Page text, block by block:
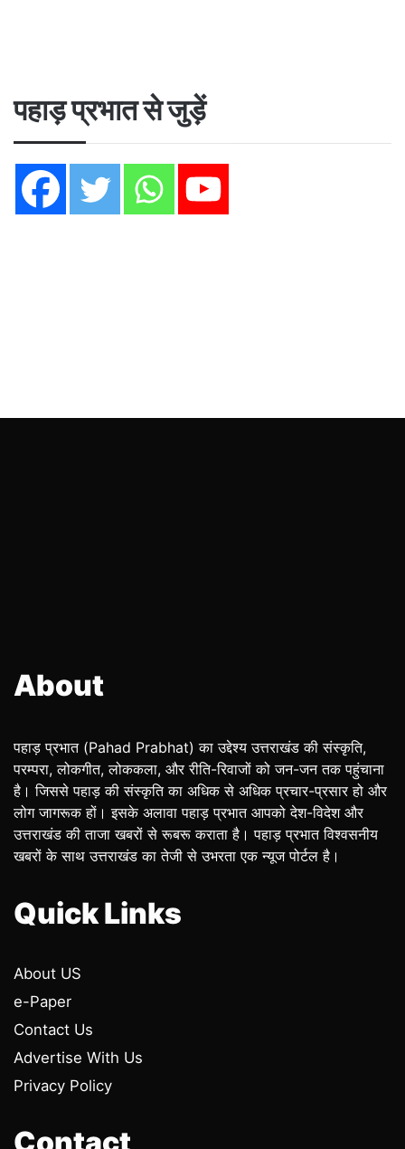
पहाड़ प्रभात से जुड़ें
About
पहाड़ प्रभात (Pahad Prabhat) का उद्देश्य उत्तराखंड की संस्कृति,
परम्परा, लोकगीत, लोककला, और रीति-रिवाजों को जन-जन तक पहुंचाना
है। जिससे पहाड़ की संस्कृति का अधिक से अधिक प्रचार-प्रसार हो और
लोग जागरूक हों। इसके अलावा पहाड़ प्रभात आपको देश-विदेश और
उत्तराखंड की ताजा खबरों से रूबरू कराता है। पहाड़ प्रभात विश्वसनीय
खबरों के साथ उत्तराखंड का तेजी से उभरता एक न्यूज पोर्टल है।
Quick Links
About US
e-Paper
Contact Us
Advertise With Us
Privacy Policy